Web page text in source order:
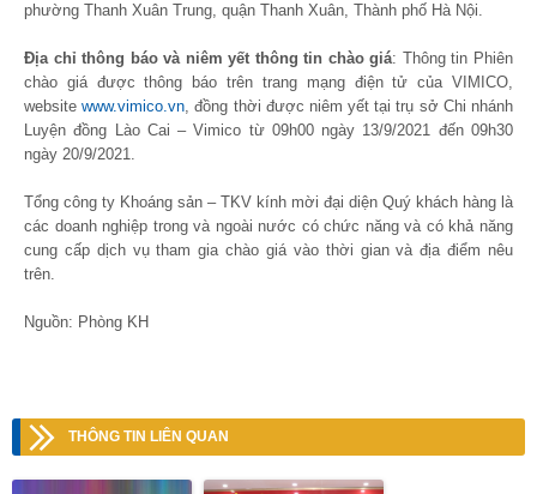
phường Thanh Xuân Trung, quận Thanh Xuân, Thành phố Hà Nội.
Địa chỉ thông báo và niêm yết thông tin chào giá: Thông tin Phiên
chào giá được thông báo trên trang mạng điện tử của VIMICO,
websitewww.vimico.vn, đồng thời được niêm yết tại trụ sở Chi nhánh
Luyện đồng Lào Cai – Vimico từ 09h00 ngày 13/9/2021 đến 09h30
ngày 20/9/2021.
Tổng công ty Khoáng sản – TKV kính mời đại diện Quý khách hàng là
các doanh nghiệp trong và ngoài nước có chức năng và có khả năng
cung cấp dịch vụ tham gia chào giá vào thời gian và địa điểm nêu
trên.
Nguồn: Phòng KH
THÔNG TIN LIÊN QUAN